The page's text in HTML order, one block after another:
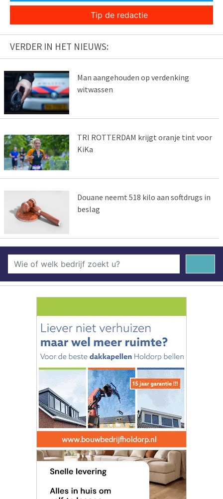
Tip de redactie
VERDER IN HET NIEUWS:
Man aangehouden op verdenking
witwassen
TRI ROTTERDAM krijgt oranje tint voor
KiKa
Douane neemt 518 kilo aan softdrugs in
beslag